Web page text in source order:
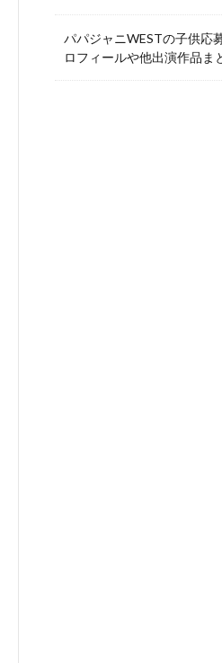
パパジャニWESTの子供応
ロフィールや他出演作品ま